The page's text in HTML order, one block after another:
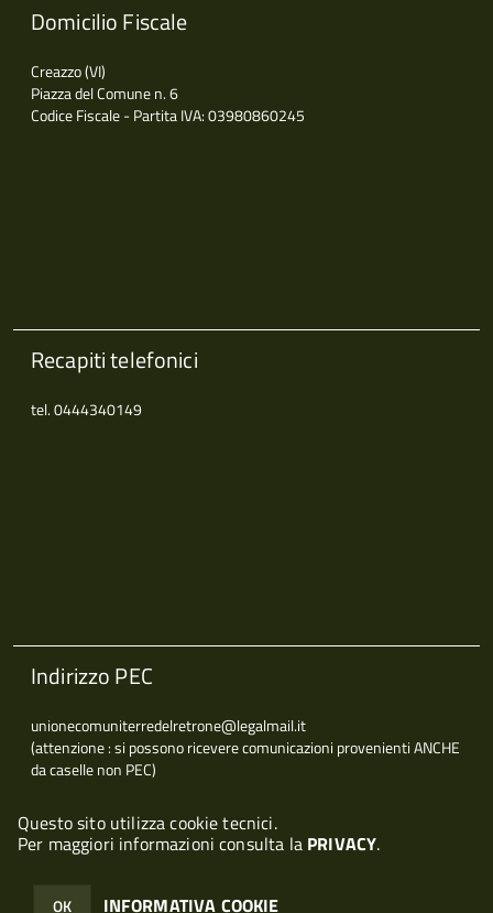
Questo sito utilizza cookie tecnici.
Per maggiori informazioni consulta la PRIVACY.
OK INFORMATIVA COOKIE
Domicilio Fiscale
Creazzo (VI)
Piazza del Comune n. 6
Codice Fiscale - Partita IVA: 03980860245
Recapiti telefonici
tel. 0444340149
Indirizzo PEC
unionecomuniterredelretrone@legalmail.it
(attenzione : si possono ricevere comunicazioni provenienti ANCHE
da caselle non PEC)